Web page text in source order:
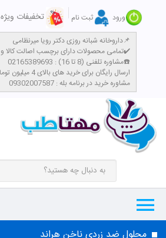
ورود ثبت نام تخفیفات ویژه
داروخانه شبانه روزی دکتر رویا میرنظامی📌
تمامی محصولات دارای برچسب اصالت کالا و سیب سلامت میباشند✔️
مشاوره تلفنی (8 تا 16) : 02165389693☎️
​ارسال رایگان برای خرید های بالای 4 میلیون تومان با پست پیشتاز
مشاوره خرید در برنامه بله : 09302007587
محلول ضد زردی ناخن هراند